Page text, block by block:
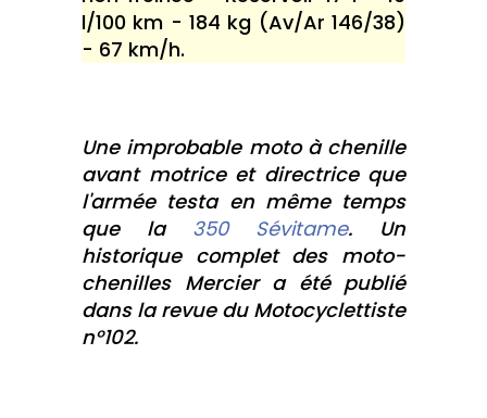
l/100 km - 184 kg (Av/Ar 146/38)
- 67 km/h.
Une improbable moto à chenille
avant motrice et directrice que
l'armée testa en même temps
que la 350 Sévitame. Un
historique complet des moto-
chenilles Mercier a été publié
dans la revue du Motocyclettiste
n°102.